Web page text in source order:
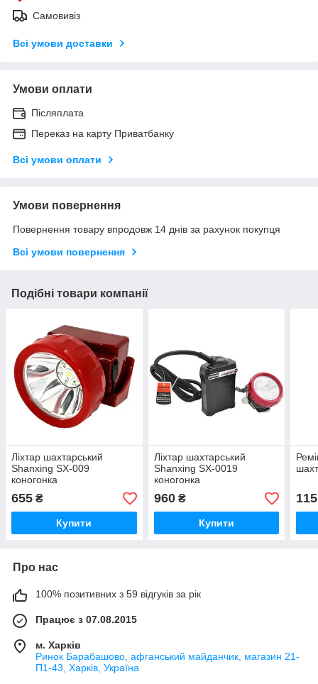
Самовивіз
Всі умови доставки
Умови оплати
Післяплата
Переказ на карту Приватбанку
Всі умови оплати
Умови повернення
Повернення товару впродовж 14 днів за рахунок покупця
Всі умови повернення
Подібні товари компанії
Ліхтар шахтарський
Shanxing SX-009
коногонка
655 ₴
Купити
Ліхтар шахтарський
Shanxing SX-0019
коногонка
960₴
Купити
115
Про нас
100% позитивних з 59 відгуків за рік
Працює з 07.08.2015
м. Харків
Ринок Барабашово, афганський майданчик, магазин 21-
П1-43, Харків, Україна